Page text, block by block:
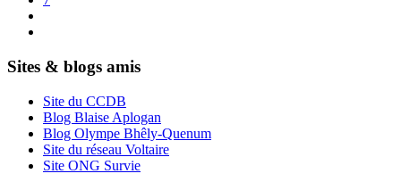
Sites & blogs amis
Site du CCDB
Blog Blaise Aplogan
Blog Olympe Bhêly-Quenum
Site du réseau Voltaire
Site ONG Survie